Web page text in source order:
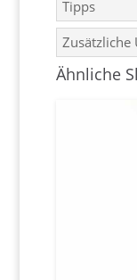
Tipps
Zusätzliche
Ähnliche